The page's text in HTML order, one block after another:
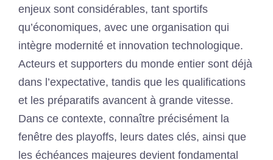
enjeux sont considérables, tant sportifs
qu’économiques, avec une organisation qui
intègre modernité et innovation technologique.
Acteurs et supporters du monde entier sont déjà
dans l’expectative, tandis que les qualifications
et les préparatifs avancent à grande vitesse.
Dans ce contexte, connaître précisément la
fenêtre des playoffs, leurs dates clés, ainsi que
les échéances majeures devient fondamental